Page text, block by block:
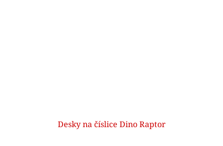
Desky na číslice Dino Raptor